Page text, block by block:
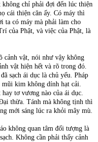
không chỉ phải đợi đến lúc thiện
cái thiện căn ấy. Có máy thì
ta có máy mà phải làm cho
của Phật, và việc của Phật, là
cảnh vật, nói như vậy không
vật hiện hết và rõ trong đó.
sạch ái dục là chủ yếu. Pháp
kim không dính hạt cải.
tơ vương nào của ái dục.
thừa. Tánh mà không tịnh thì
mới sáng lúc ra khỏi mây mù.
không quan tâm đối tượng là
Không cần phải thấy cảnh